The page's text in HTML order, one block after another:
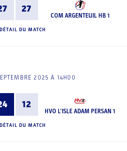
27
COM ARGENTEUIL HB 1
DU MATCH
2025 À 14H00
12
HVO L'ISLE ADAM PERSAN 1
DU MATCH